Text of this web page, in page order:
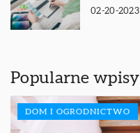
02-20-2023
Popularne wpisy
DOM I OGRODNICTWO